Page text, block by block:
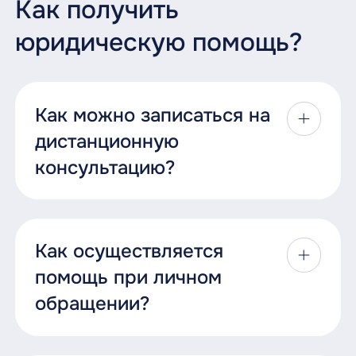
добросовестность и ответственность.
экологическое право,
уголовное право,
Как получить
юридическую помощь?
Как можно записаться на
дистанционную
консультацию?
осуществляется несколькими способами:
по телефону юридической клиники в
Москве8 495 935-8254, доб. 139
Как осуществляется
помощь при личном
обращении?